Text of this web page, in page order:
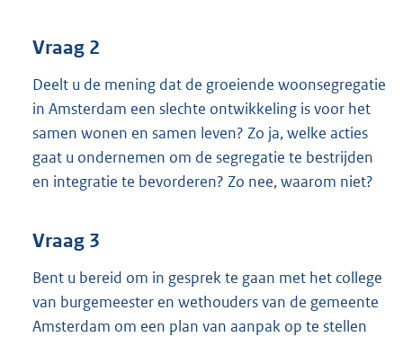
Vraag 2
Deelt u de mening dat de groeiende woonsegregatie
in Amsterdam een slechte ontwikkeling is voor het
samen wonen en samen leven? Zo ja, welke acties
gaat u ondernemen om de segregatie te bestrijden
en integratie te bevorderen? Zo nee, waarom niet?
Vraag 3
Bent u bereid om in gesprek te gaan met het college
van burgemeester en wethouders van de gemeente
Amsterdam om een plan van aanpak op te stellen